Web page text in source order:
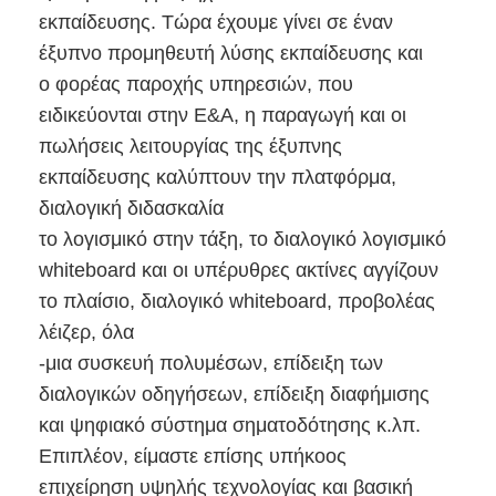
Εμφάνιση VR
Σχετικά με εμάς
Γύρος εργοστασίων
Ποιοτικός έλεγχος
επαφή
Νέα
Όλες οι περιπτώσεις
Blog
Μιλήστε τώρα.
εκπαίδευσης. Τώρα έχουμε γίνει σε έναν
έξυπνο προμηθευτή λύσης εκπαίδευσης και
ο φορέας παροχής υπηρεσιών, που
ειδικεύονται στην Ε&Α, η παραγωγή και οι
πωλήσεις λειτουργίας της έξυπνης
εκπαίδευσης καλύπτουν την πλατφόρμα,
διαλογική διδασκαλία
το λογισμικό στην τάξη, το διαλογικό λογισμικό
whiteboard και οι υπέρυθρες ακτίνες αγγίζουν
το πλαίσιο, διαλογικό whiteboard, προβολέας
λέιζερ, όλα
-μια συσκευή πολυμέσων, επίδειξη των
διαλογικών οδηγήσεων, επίδειξη διαφήμισης
και ψηφιακό σύστημα σηματοδότησης κ.λπ.
Επιπλέον, είμαστε επίσης υπήκοος
επιχείρηση υψηλής τεχνολογίας και βασική